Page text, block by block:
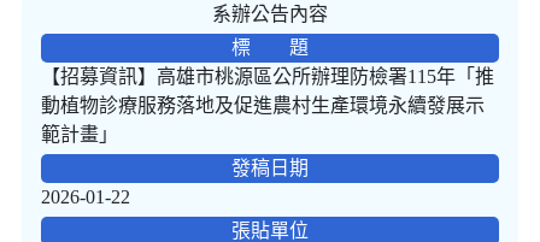
系辦公告內容
標 題
【招募資訊】高雄市桃源區公所辦理防檢署115年「推
動植物診療服務落地及促進農村生產環境永續發展示
範計畫」
發稿日期
2026-01-22
張貼單位